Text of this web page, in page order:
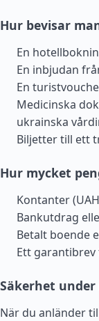
Hur bevisar
En
En inbjudan
En
Medicinska
ukrainska
Biljetter till ett
Hur mycket
Kontanter
Bankutdrag
Betalt boende
Ett
Säkerhet
När du anländer